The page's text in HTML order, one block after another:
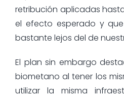
retribución aplicadas
el efecto esperado y
bastante lejos del de
El plan sin embargo
biometano al tener los
utilizar la misma